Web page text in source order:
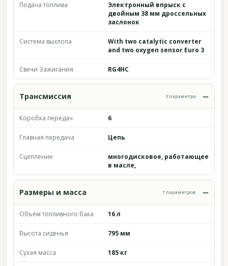
Подача топлива
Электронный впрыск с
двойным 38 мм дроссельных
заслонок
Система выхлопа
With two catalytic converter
and two oxygen sensor Euro 3
Свечи Зажигания RG4HC
Трансмиссия 3 параметра
Коробка передач 6
Главная передача Цепь
Сцепление
многодисковое, работающее
в масле,
Размеры и масса 7 параметров
Объём топливного бака 16 л
Высота сиденья 795 мм
Сухая масса 185 кг